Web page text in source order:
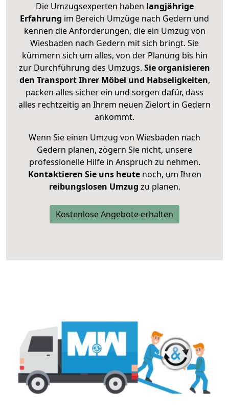
Die Umzugsexperten haben langjährige
Erfahrung im Bereich Umzüge nach Gedern und
kennen die Anforderungen, die ein Umzug von
Wiesbaden nach Gedern mit sich bringt. Sie
kümmern sich um alles, von der Planung bis hin
zur Durchführung des Umzugs. Sie organisieren
den Transport Ihrer Möbel und Habseligkeiten,
packen alles sicher ein und sorgen dafür, dass
alles rechtzeitig an Ihrem neuen Zielort in Gedern
ankommt.
Wenn Sie einen Umzug von Wiesbaden nach
Gedern planen, zögern Sie nicht, unsere
professionelle Hilfe in Anspruch zu nehmen.
Kontaktieren Sie uns heutenoch, um Ihren
reibungslosen Umzug zu planen.
Kostenlose Angebote erhalten